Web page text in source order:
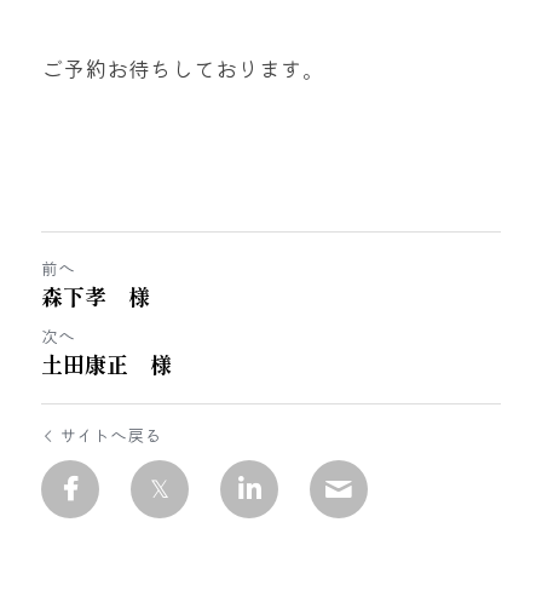
ご予約お待ちしております。
前へ
森下孝 様
次へ
土田康正 様
サイトへ戻る